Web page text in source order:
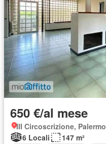
650 €/al mese
III Circoscrizione, Palermo
6 Locali
147 m²